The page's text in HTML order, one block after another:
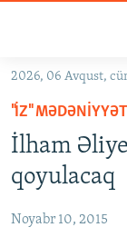
Əsas
qayıt
Əsas
naviqasiyaya
qayıt
Axtarışa
GÜNDƏM
#İZAHLA
KORRUPSIOMETR
#ƏSLINDƏ
FƏRQƏ BAX
2026, 06 Avqust,
"İZ"
İlham
qoyulacaq
Noyabr 10, 2015